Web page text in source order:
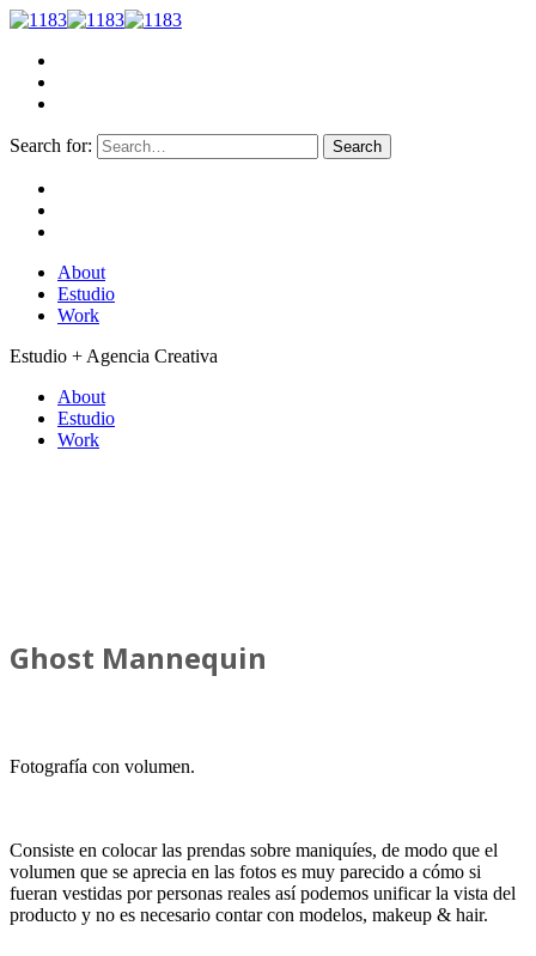
Search for:
About
Estudio
Work
Estudio + Agencia Creativa
About
Estudio
Work
Ghost Mannequin
Fotografía con volumen.
Consiste en colocar las prendas sobre maniquíes, de modo que el
volumen que se aprecia en las fotos es muy parecido a cómo si
fueran vestidas por personas reales así podemos unificar la vista del
producto y no es necesario contar con modelos, makeup & hair.